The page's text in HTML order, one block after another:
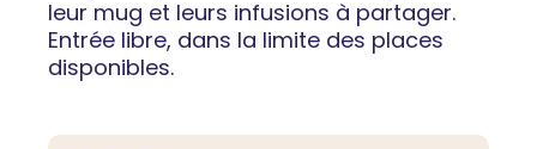
leur mug et leurs infusions à partager.
Entrée libre, dans la limite des places
disponibles.